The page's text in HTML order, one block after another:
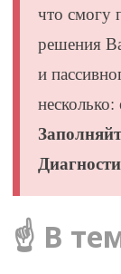
что смогу
решения
и
несколько:
☝️ В